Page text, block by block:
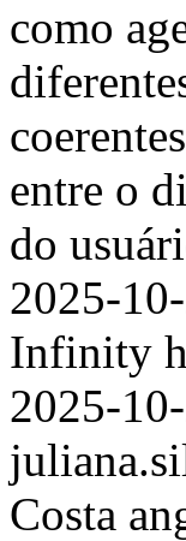
como
entre o
do
2025-
Infinity
2025-
Costa